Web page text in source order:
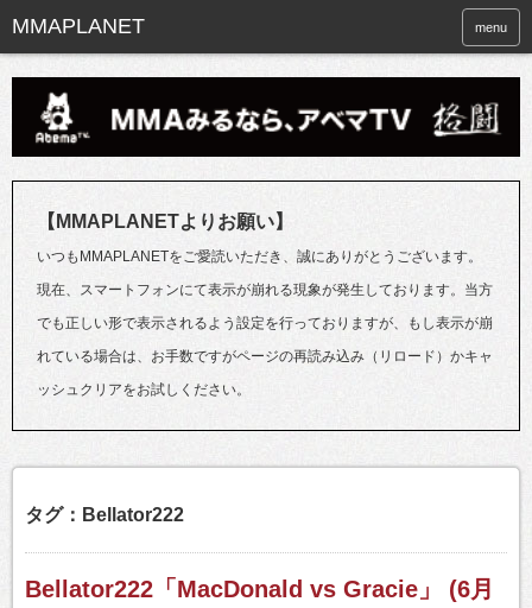
menu
【MMAPLANETよりお願い】
いつもMMAPLANETをご愛読いただき、誠にありがとうございます。
現在、スマートフォンにて表示が崩れる現象が発生しております。当方
でも正しい形で表示されるよう設定を行っておりますが、もし表示が崩
れている場合は、お手数ですがページの再読み込み（リロード）かキャ
ッシュクリアをお試しください。
タグ：Bellator222
Bellator222「MacDonald vs Gracie」 (6月